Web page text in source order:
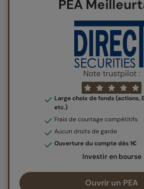
PEA
Note trustpilot :
Large choix de fonds (actions,
etc.)
Frais de courtage compétitifs
Aucun droits de garde
Ouverture du compte dès 1€
Investir en bourse
Ouvrir un PEA